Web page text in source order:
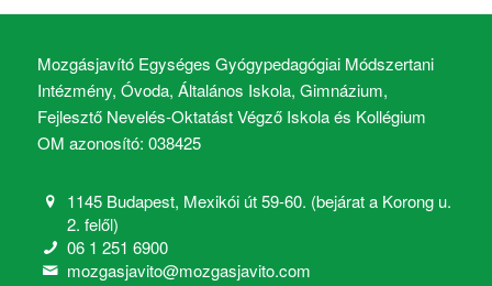
Mozgásjavító Egységes Gyógypedagógiai Módszertani
Intézmény, Óvoda, Általános Iskola, Gimnázium,
Fejlesztő Nevelés-Oktatást Végző Iskola és Kollégium
OM azonosító: 038425
1145 Budapest, Mexikói út 59-60. (bejárat a Korong u.
2. felől)
06 1 251 6900
mozgasjavito@mozgasjavito.com